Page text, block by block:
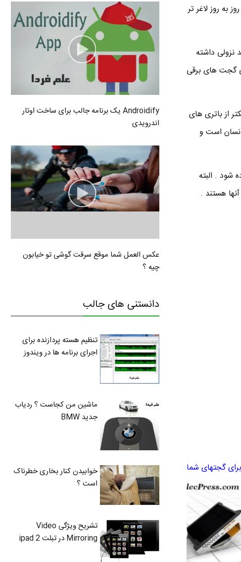
به روز لاغر تر
نزولی داشته
گجت های برقی
دانشگاه رایس آمریکا که چیزی حدود 60000 بار کوچکتر از باتری های
باتری 6 بار باریکتر از موی انسان است و
شود . البته
هستند .
گجتهای شما
Androidify یک برنامه جالب برای ساخت اوتار
اندرویدی
عکس العمل شما موقع سرقت گوشی تو خیابون
چیه ؟
دانستنی های جالب
تنظیم هسته پردازنده برای
اجرای برنامه ها در ویندوز
ماشین من کجاست ؟ ردیاب
جدید BMW
خوابیدن کنار بخاری خطرناک
است ؟
تشریح ویژگی Video
Mirroring در تبلت ipad 2